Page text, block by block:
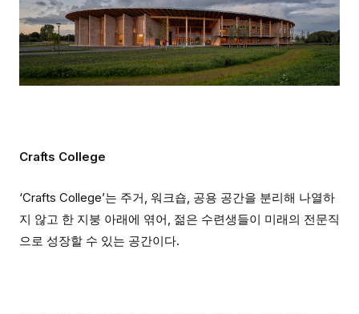
Crafts College
‘Crafts College’는 주거, 워크숍, 공용 공간을 분리해 나열하
지 않고 한 지붕 아래에 엮어, 젊은 수련생들이 미래의 전문직
으로 성장할 수 있는 공간이다.